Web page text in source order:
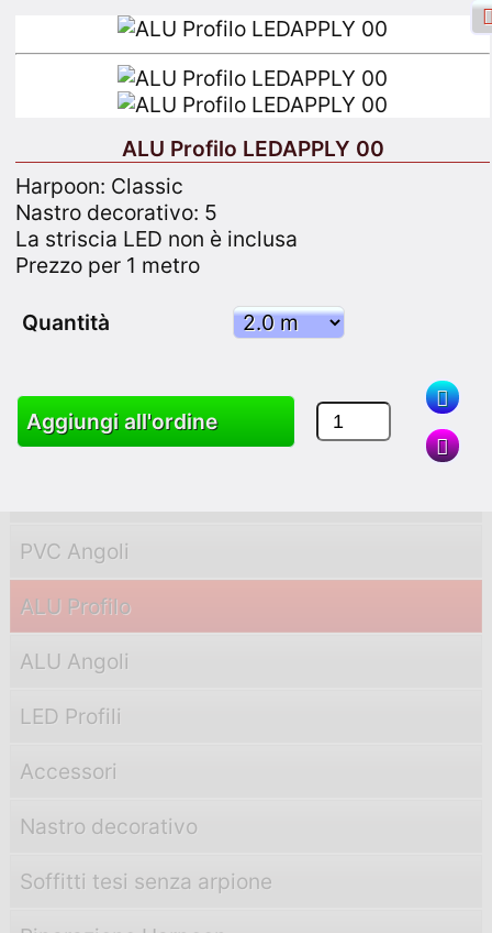
Accesso a Facebook Ingresso
Iscriviti
Ricerca
Merce Carrello Mappa del sito
PVC Angoli
ALU Profilo
ALU Angoli
LED Profili
Accessori
Nastro decorativo
Soffitti tesi senza arpione
ALU Profilo LEDAPPLY 00
Harpoon: Classic
Nastro decorativo: 5
La striscia LED non è inclusa
Prezzo per 1 metro
Quantità
Aggiungi all'ordine